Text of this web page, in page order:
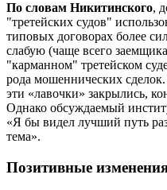
По словам Никитинского,
"третейских судов"
типовых договорах более
слабую (чаще всего
"карманном" третейском
рода мошеннических
эти «лавочки» закрылись,
Однако обсуждаемый
«Я бы видел лучший путь
тема».
Позитивные